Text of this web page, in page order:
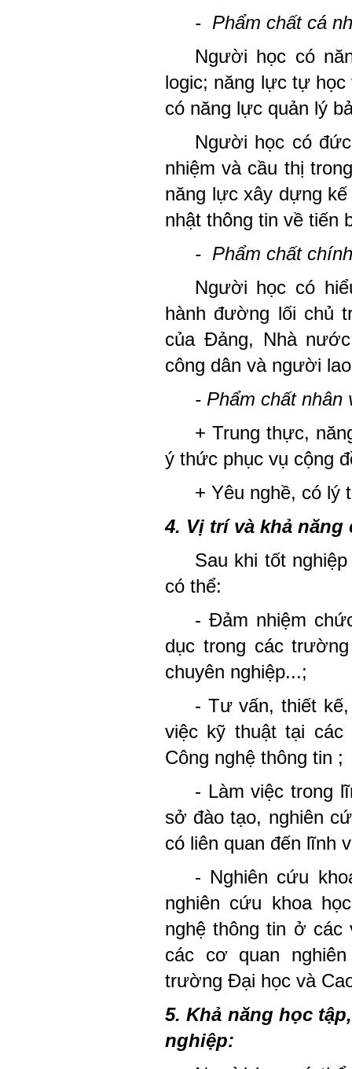
- Phẩm chất cá
Người học có
logic; năng lực tự
có năng lực quản lý
Người học có
nhiệm và cầu thị
năng lực xây dựng
nhật thông tin về tiến
- Phẩm chất
Người học có
hành đường lối chủ
của Đảng, Nhà
công dân và người
- Phẩm chất nhân
+ Trung thực,
ý thức phục vụ cộng
+ Yêu nghề, có lý
4. Vị trí và khả
Sau khi tốt
có thể:
- Đảm nhiệm
dục trong các
chuyên nghiệp...;
- Tư vấn, thiết
việc kỹ thuật tại
Công nghệ thông tin ;
- Làm việc trong
sở đào tạo, nghiên
có liên quan đến lĩnh
- Nghiên cứu
nghiên cứu khoa
nghệ thông tin ở các
các cơ quan
trường Đại học và
5. Khả năng học
nghiệp: